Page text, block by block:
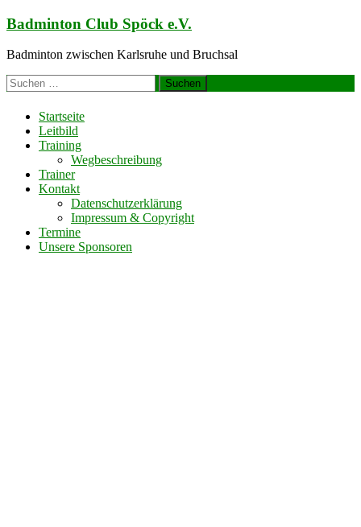
Zum
springen
Badminton Club Spöck e.V.
Badminton zwischen Karlsruhe und Bruchsal
Suchen
nach:
Startseite
Leitbild
Training
Wegbeschreibung
Trainer
Kontakt
Datenschutzerklärung
Impressum & Copyright
Termine
Unsere Sponsoren